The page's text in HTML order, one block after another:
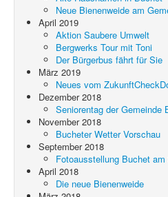
Neue Bienenweide am
April 2019
Aktion Saubere Umwelt
Bergwerks Tour mit Toni
Der Bürgerbus fährt für Sie
März 2019
Neues vom
Dezember 2018
Seniorentag der Gemeinde
November 2018
Bucheter Wetter Vorschau
September 2018
Fotoausstellung Buchet
April 2018
Die neue Bienenweide